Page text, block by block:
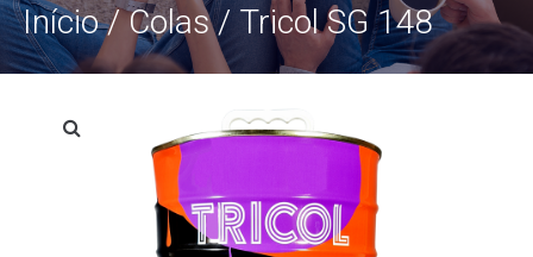
Início/Colas/ Tricol SG 148